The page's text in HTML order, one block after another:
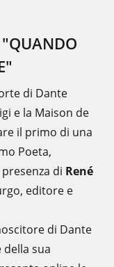
"QUANDO
di Dante
e la Maison de
il primo di una
Poeta,
di René
editore e
di Dante
sua